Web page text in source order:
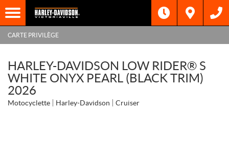
CARTE PRIVILÈGE
HARLEY-DAVIDSON LOW RIDER® S
WHITE ONYX PEARL (BLACK TRIM)
2026
Motocyclette Harley-Davidson Cruiser